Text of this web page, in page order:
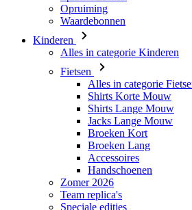
Fietsen
Alles in categorie Fietsen
Shirts Lange Mouw
Jacks Lange Mouw
Broeken Kort
Broeken Lang
Accessoires
Handschoenen
Zomer 2026
Team replica's
Speciale edities
Opruiming
Waardebonnen
Custom Teamwear
Stories